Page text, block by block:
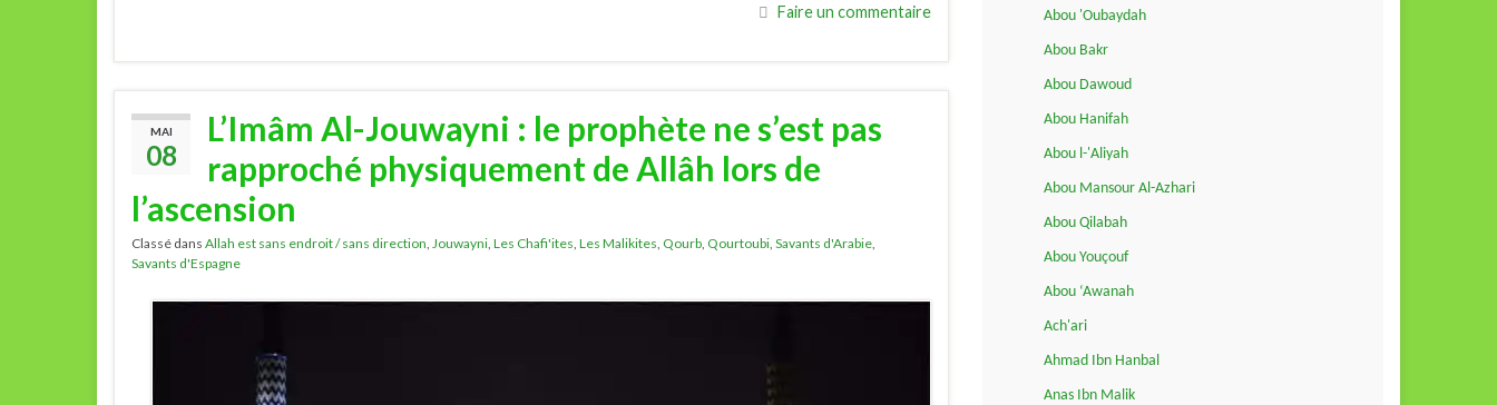
Faire un commentaire
MAI
08
L’Imâm Al-Jouwayni : le prophète ne s’est pas
rapproché physiquement de Allâh lors de
l’ascension
Classé dans Allah est sans endroit / sans direction, Jouwayni, Les Chafi'ites, Les Malikites, Qourb, Qourtoubi, Savants d'Arabie,
Savants d'Espagne
Abou 'Oubaydah
Abou Bakr
Abou Dawoud
Abou Hanifah
Abou l-'Aliyah
Abou Mansour Al-Azhari
Abou Qilabah
Abou Youçouf
Abou ‘Awanah
Ach'ari
Ahmad Ibn Hanbal
Anas Ibn Malik